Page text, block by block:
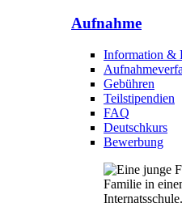
Aufnahme
Information &
Gebühren
Teilstipendien
FAQ
Deutschkurs
Bewerbung